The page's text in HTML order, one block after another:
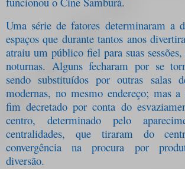
Uma série de fatores determinaram a
espaços que durante tantos anos
atraiu um público fiel para suas
noturnas. Alguns fecharam por se
sendo substituídos por outras salas
modernas, no mesmo endereço; mas
fim decretado por conta do
centro, determinado pelo
centralidades, que tiraram do
convergência na procura por
diversão.